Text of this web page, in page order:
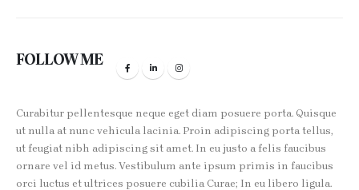
FOLLOW ME
Curabitur pellentesque neque eget diam posuere porta. Quisque
ut nulla at nunc vehicula lacinia. Proin adipiscing porta tellus,
ut feugiat nibh adipiscing sit amet. In eu justo a felis faucibus
ornare vel id metus. Vestibulum ante ipsum primis in faucibus
orci luctus et ultrices posuere cubilia Curae; In eu libero ligula.